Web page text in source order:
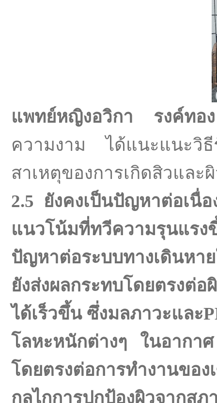
แพทย์หญิงอวิกา รงค์ทอง
ความงาม ได้แนะแนะวิ
สาเหตุของการเกิดสิวแล
2.5 ยังคงเป็นปัญหาต่อเนื่
แนวโน้มที่ทวีความรุนแ
ปัญหาต่อระบบทางเดินหา
ยังส่งผลกระทบโดยตรงต่
ได้เร็วขึ้น ซึ่งมลภาวะและ
โลหะหนักต่างๆ ในอากา
โดยตรงต่อการทำงานขอ
กลไกการปกป้องผิวจากส